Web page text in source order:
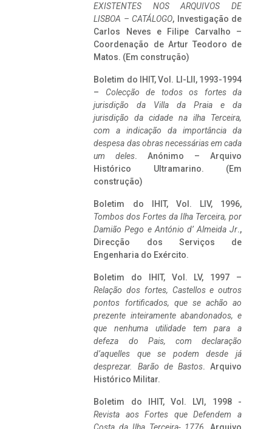
EXISTENTES NOS ARQUIVOS DE
LISBOA – CATÁLOGO, Investigação de
Carlos Neves e Filipe Carvalho –
Coordenação de Artur Teodoro de
Matos. (Em construção)
Boletim do IHIT, Vol. LI-LII, 1993-1994
– Colecção de todos os fortes da
jurisdição da Villa da Praia e da
jurisdição da cidade na ilha Terceira,
com a indicação da importância da
despesa das obras necessárias em cada
um deles. Anónimo – Arquivo
Histórico Ultramarino. (Em
construção)
Boletim do IHIT, Vol. LIV, 1996,
Tombos dos Fortes da Ilha Terceira, por
Damião Pego e António d’ Almeida Jr.,
Direcção dos Serviços de
Engenharia do Exército.
Boletim do IHIT, Vol. LV, 1997 –
Relação dos fortes, Castellos e outros
pontos fortificados, que se achão ao
prezente inteiramente abandonados, e
que nenhuma utilidade tem para a
defeza do Pais, com declaração
d’aquelles que se podem desde já
desprezar. Barão de Bastos. Arquivo
Histórico Militar.
Boletim do IHIT, Vol. LVI, 1998 -
Revista aos Fortes que Defendem a